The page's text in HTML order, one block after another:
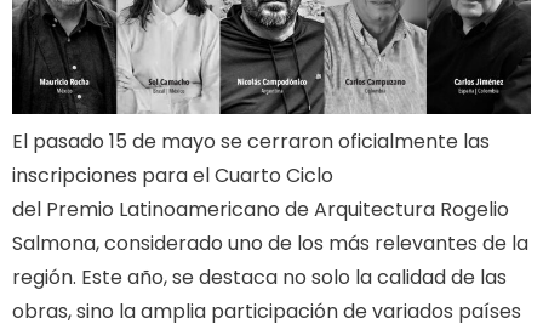
El pasado 15 de mayo se cerraron oficialmente las
inscripciones para el Cuarto Ciclo
del Premio Latinoamericano de Arquitectura Rogelio
Salmona, considerado uno de los más relevantes de la
región. Este año, se destaca no solo la calidad de las
obras, sino la amplia participación de variados países